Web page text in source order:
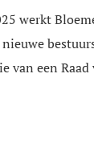
werkt
van een Raad